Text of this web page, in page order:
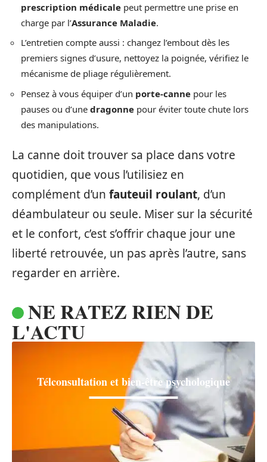
prescription médicale peut permettre une prise en
charge par l’Assurance Maladie.
L’entretien compte aussi : changez l’embout dès les
premiers signes d’usure, nettoyez la poignée, vérifiez le
mécanisme de pliage régulièrement.
Pensez à vous équiper d’un porte-canne pour les
pauses ou d’une dragonne pour éviter toute chute lors
des manipulations.
La canne doit trouver sa place dans votre
quotidien, que vous l’utilisiez en
complément d’un fauteuil roulant, d’un
déambulateur ou seule. Miser sur la sécurité
et le confort, c’est s’offrir chaque jour une
liberté retrouvée, un pas après l’autre, sans
regarder en arrière.
NE RATEZ RIEN DE
L'ACTU
Télconsultation et bien-être psychologique